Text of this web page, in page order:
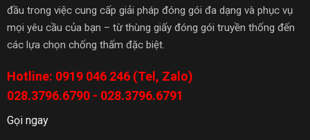
đầu trong việc cung cấp giải pháp đóng gói đa dạng và phục vụ
mọi yêu cầu của bạn – từ thùng giấy đóng gói truyền thống đến
các lựa chọn chống thấm đặc biệt.
Hotline: 0919 046 246 (Tel, Zalo)
028.3796.6790 - 028.3796.6791
Gọi ngay